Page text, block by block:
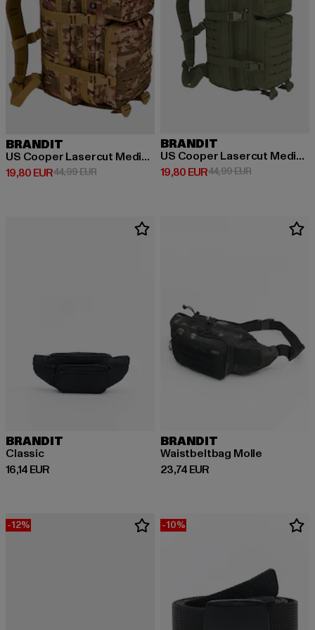
BRANDIT
US Cooper Lasercut Medium Backpack
19,80 EUR
Derzeitiger Preis: 19,80 EUR
44,99 EURAktionspreis: 44,99 EUR
BRANDIT
US Cooper Lasercut Medium
19,80 EUR
Derzeitiger Preis: 19,80 EUR
44,99 EURAktionspreis:
BRANDIT
Classic
16,14 EUR
Derzeitiger Preis: 16,14 EUR
BRANDIT
Waistbeltbag Molle
23,74 EUR
Derzeitiger Preis: 23,74 EUR
-12% -10%